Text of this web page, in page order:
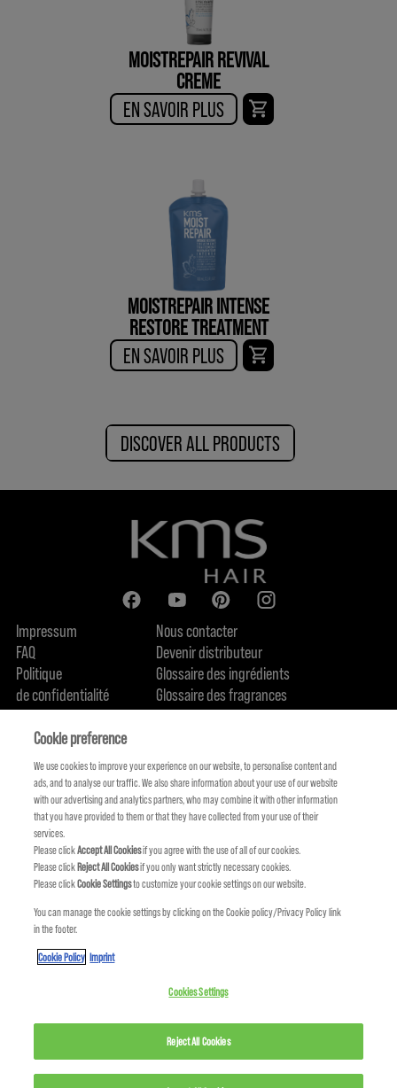
MOISTREPAIR REVIVAL
CREME
EN SAVOIR PLUS
MOISTREPAIR INTENSE
RESTORE TREATMENT
EN SAVOIR PLUS
DISCOVER ALL PRODUCTS
Impressum
FAQ
Politique
de confidentialité
Politique de cookie
Qui sommes-nous
Nous contacter
Devenir distributeur
Glossaire des ingrédients
Glossaire des fragrances
Engagement en terme de durabilité
Cookie preference
We use cookies to improve your experience on our website, to personalise content and
ads, and to analyse our traffic. We also share information about your use of our website
with our advertising and analytics partners, who may combine it with other information
that you have provided to them or that they have collected from your use of their
services.
Please clickAccept All Cookiesif you agree with the use of all of our cookies.
Please clickReject All Cookiesif you only want strictly necessary cookies.
Please clickCookie Settingsto customize your cookie settings on our website.
You can manage the cookie settings by clicking on the Cookie policy/Privacy Policy link
in the footer.
Cookie Policy Imprint
Cookies Settings
Reject All Cookies